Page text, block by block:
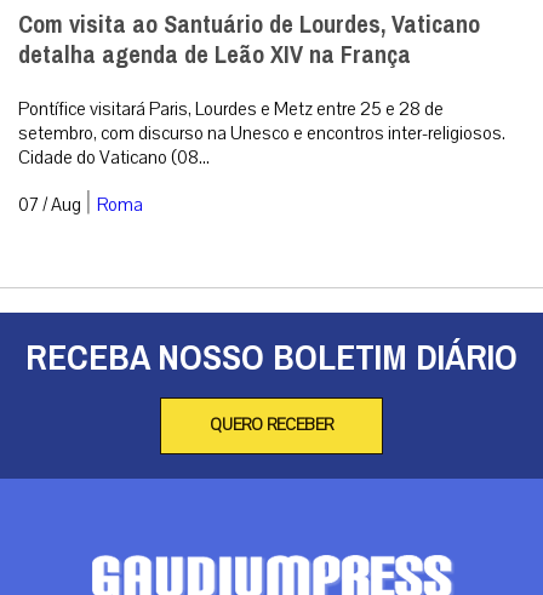
Com visita ao Santuário de Lourdes, Vaticano
detalha agenda de Leão XIV na França
Pontífice visitará Paris, Lourdes e Metz entre 25 e 28 de
setembro, com discurso na Unesco e encontros inter-religiosos.
Cidade do Vaticano (08...
07 / Aug | Roma
RECEBA NOSSO BOLETIM DIÁRIO
QUERO RECEBER